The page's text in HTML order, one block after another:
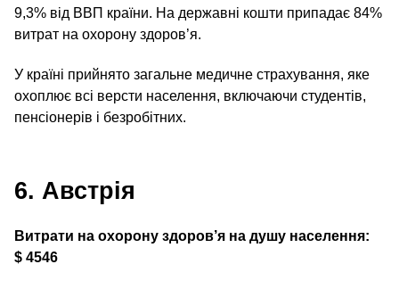
9,3% від ВВП країни. На державні кошти припадає 84%
витрат на охорону здоров’я.
У країні прийнято загальне медичне страхування, яке
охоплює всі версти населення, включаючи студентів,
пенсіонерів і безробітних.
6. Австрія
Витрати на охорону здоров’я на душу населення:
$ 4546